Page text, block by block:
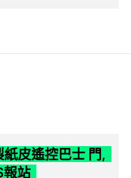
皮遙控巴士 門,
報站